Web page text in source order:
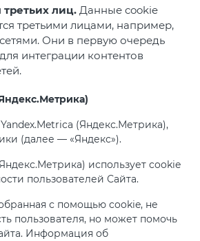
лиц. Данные cookie
третьими лицами, например,
Они в первую очередь
интеграции контентов
(Яндекс.Метрика),
(далее — «Яндекс»).
использует cookie
пользователей Сайта.
с помощью cookie, не
пользователя, но может помочь
Информация об